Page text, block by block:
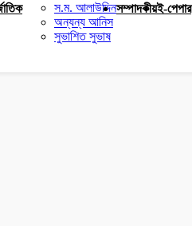
স.ম. আলাউদ্দিন
অন্যন্য আনিস
সুভাশিত সুভাষ
সম্পাদকীয়ই-পেপার